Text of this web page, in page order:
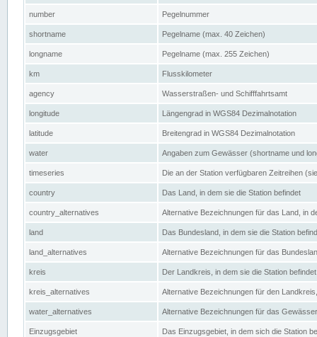
number Pegelnummer
shortname Pegelname (max. 40 Zeichen)
longname Pegelname (max. 255 Zeichen)
km Flusskilometer
agency Wasserstraßen- und Schifffahrtsamt
longitude Längengrad in WGS84 Dezimalnotation
latitude Breitengrad in WGS84 Dezimalnotation
water Angaben zum Gewässer (shortname und
timeseries Die an der Station verfügbaren Zeitreihen
country Das Land, in dem sie die Station befindet
country_alternatives Alternative Bezeichnungen für das Land, in
land Das Bundesland, in dem sie die Station
land_alternatives Alternative Bezeichnungen für das
kreis Der Landkreis, in dem sie die Station befindet
kreis_alternatives Alternative Bezeichnungen für den
water_alternatives Alternative Bezeichnungen für das
Einzugsgebiet Das Einzugsgebiet, in dem sich die Station